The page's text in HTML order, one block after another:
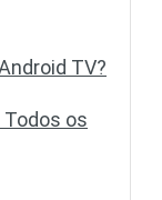
TV?
Todos os